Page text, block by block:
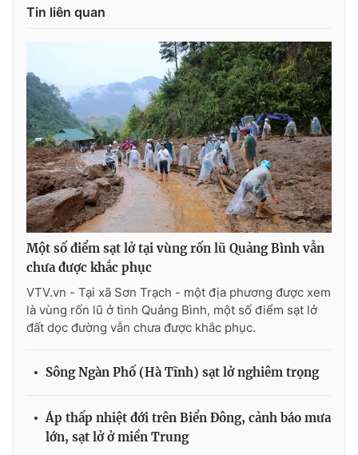
Góc doanh nghiệp
Truyền hình
Hậu trường
Nhân vật
Khán giả
Giải sao mai
Điện ảnh
Âm nhạc
Sao
Đời sống
Du lịch
Làm đẹp
Chất lượng cuộc sống
Giáo dục
Tuyển sinh
Học trực tuyến
Công nghệ
Hitech Công nghệ tương lai
Sản phẩm
Thị trường
Tư vấn
Giao lưu trực tuyến
Lịch phát sóng
Emagazine Podcast
Photo Infographic
Tin liên quan
Một số điểm sạt lở tại vùng rốn lũ Quảng Bình vẫn
chưa được khắc phục
VTV.vn - Tại xã Sơn Trạch - một địa phương được xem
là vùng rốn lũ ở tình Quảng Bình, một số điểm sạt lở
đất dọc đường vẫn chưa được khắc phục.
Sông Ngàn Phố (Hà Tĩnh) sạt lở nghiêm trọng
Áp thấp nhiệt đới trên Biển Đông, cảnh báo mưa
lớn, sạt lở ở miền Trung